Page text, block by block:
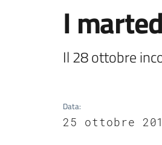
I
Il 28 ottobre
Data:
25 ottobre